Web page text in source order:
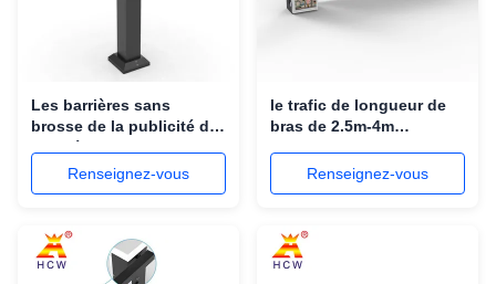
Les barrières sans
brosse de la publicité de
C.C déclenchent les
systèmes réglables de
porte de stationnement
Renseignez-vous
le trafic de longueur de
bras de 2.5m-4m
porte de barrières pour le
parking
Renseignez-vous